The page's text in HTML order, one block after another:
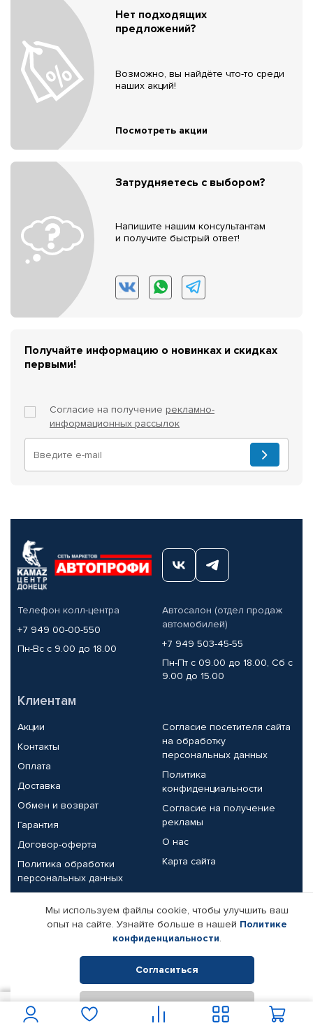
Нет подходящих
предложений?
Возможно, вы найдёте что-то среди
наших акций!
Посмотреть акции
Затрудняетесь с выбором?
Напишите нашим консультантам
и получите быстрый ответ!
Получайте информацию о новинках и скидках
первыми!
Согласие на получение рекламно-
информационных рассылок
Телефон колл-центра
+7 949 00-00-550
Пн-Вс с 9.00 до 18.00
Автосалон (отдел продаж
автомобилей)
+7 949 503-45-55
Пн-Пт с 09.00 до 18.00, Сб с
9.00 до 15.00
Клиентам
Акции
Контакты
Оплата
Доставка
Обмен и возврат
Гарантия
Договор-оферта
Политика обработки
персональных данных
Согласие посетителя сайта
на обработку
персональных данных
Политика
конфиденциальности
Согласие на получение
рекламы
О нас
Карта сайта
Партнерам
Корпоративным клиентам
Поставщикам
Реквизиты компании
© КАМАЗ ЦЕНТР ДОНЕЦК, 2015-2026. Все права защищены.
Интернет-магазин автомобильных товаров Автопрофи.
Мы используем файлы cookie, чтобы улучшить ваш
опыт на сайте. Узнайте больше в нашей Политике
конфиденциальности.
Согласиться
Отклонить
В корзину